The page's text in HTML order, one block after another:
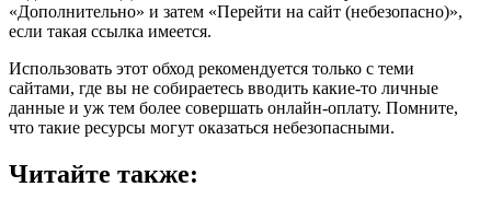
«Дополнительно» и затем «Перейти на сайт (небезопасно)»,
если такая ссылка имеется.
Использовать этот обход рекомендуется только с теми
сайтами, где вы не собираетесь вводить какие-то личные
данные и уж тем более совершать онлайн-оплату. Помните,
что такие ресурсы могут оказаться небезопасными.
Читайте также: